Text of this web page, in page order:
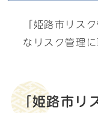
「姫路市リス
なリスク管理
「姫路市リ